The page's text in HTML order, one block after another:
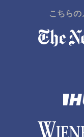
ハギでのホテル
こちら